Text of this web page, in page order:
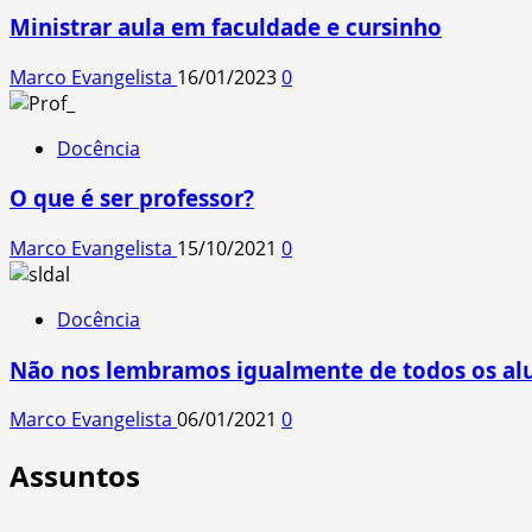
Ministrar aula em faculdade e cursinho
Marco Evangelista 16/01/20230
Docência
O que é ser professor?
Marco Evangelista 15/10/2021 0
Docência
Não nos lembramos igualmente de todos os
Marco Evangelista 06/01/2021 0
Assuntos